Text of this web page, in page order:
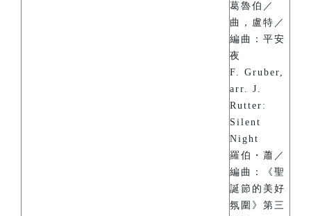
葛魯伯／
曲，盧特／
編曲：平安
夜
F. Gruber,
arr. J.
Rutter:
Silent
Night
羅伯・蕭／
編曲：《聖
誕節的美好
氛圍》第三